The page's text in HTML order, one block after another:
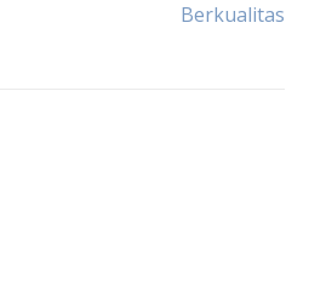
Berkualitas